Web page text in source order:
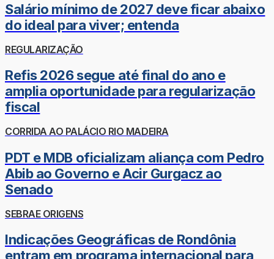
Salário mínimo de 2027 deve ficar abaixo
do ideal para viver; entenda
REGULARIZAÇÃO
Refis 2026 segue até final do ano e
amplia oportunidade para regularização
fiscal
CORRIDA AO PALÁCIO RIO MADEIRA
PDT e MDB oficializam aliança com Pedro
Abib ao Governo e Acir Gurgacz ao
Senado
SEBRAE ORIGENS
Indicações Geográficas de Rondônia
entram em programa internacional para